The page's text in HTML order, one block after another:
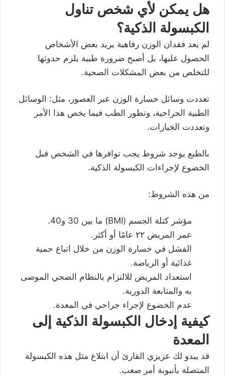
هل يمكن لأي شخص تناول
الكبسولة الذكية؟
لم يعد فقدان الوزن رفاهية يريد بعض الأشخاص
الحصول عليها، بل أصبح ضرورة طبية يلزم حدوثها
للتخلص من بعض المشكلات الصحية.
تعددت وسائل خسارة الوزن عبر العصور، مثل: الوسائل
الطبية الجراحية، وتطور الطب فيما يخص هذا الأمر
وتعددت الخيارات.
بالطبع يوجد شروط يجب توافرها في الشخص قبل
الخضوع لإجراءات الكبسولة الذكية.
من هذه الشروط:
مؤشر كتلة الجسم (BMI) ما بين 30 و40.
عمر المريض ٢٢ عامًا أو أكثر.
الفشل في خسارة الوزن من خلال اتباع حمية
غذائية أو الرياضة.
استعداد المريض للالتزام بالنظام الصحي الموصى
به والمتابعة الدورية.
عدم الخضوع لإجراء جراحي في المعدة.
كيفية إدخال الكبسولة الذكية إلى
المعدة
قد يبدو لك عزيزي القارئ أن ابتلاع مثل هذه الكبسولة
المتصلة بأنبوبة أمر صعب.